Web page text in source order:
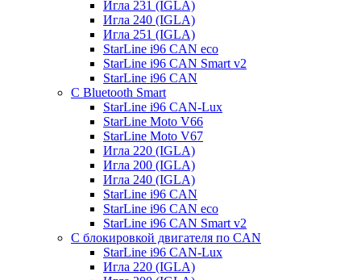
Игла 231 (IGLA)
Игла 240 (IGLA)
Игла 251 (IGLA)
StarLine i96 CAN eco
StarLine i96 CAN Smart v2
StarLine i96 CAN
С Bluetooth Smart
StarLine i96 CAN-Lux
StarLine Moto V66
StarLine Moto V67
Игла 220 (IGLA)
Игла 200 (IGLA)
Игла 240 (IGLA)
StarLine i96 CAN
StarLine i96 CAN eco
StarLine i96 CAN Smart v2
С блокировкой двигателя по CAN
StarLine i96 CAN-Lux
Игла 220 (IGLA)